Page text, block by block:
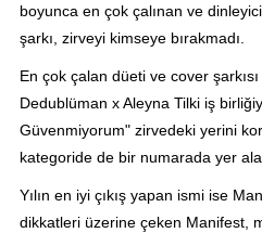
boyunca en çok çalınan ve
şarkı, zirveyi kimseye bırakmadı.
En çok çalan düeti ve cover
Dedublüman x Aleyna Tilki iş
Güvenmiyorum" zirvedeki yerini
kategoride de bir numarada yer
Yılın en iyi çıkış yapan ismi ise
dikkatleri üzerine çeken Manifest,